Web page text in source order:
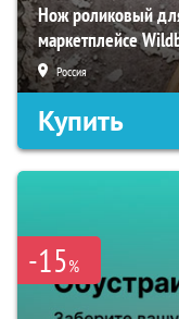
Нож роликовый
маркетплейсе
Россия
Купить
-15%